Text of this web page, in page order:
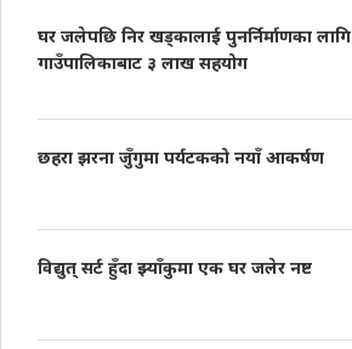
घर जलेपछि निर खड्कालाई पुनर्निर्माणका लागि
गाउँपालिकाबाट ३ लाख सहयोग
छहरा झरना जुँगुमा पर्यटकको नयाँ आकर्षण
विद्युत् सर्ट हुँदा झ्याँकुमा एक घर जलेर नष्ट